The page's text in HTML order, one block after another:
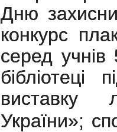
Дню
конкурс
серед учнів
бібліотеці
виставку
України»;